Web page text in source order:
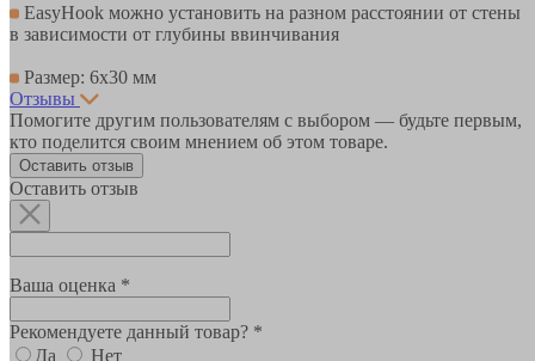
EasyHook можно установить на разном расстоянии от стены
в зависимости от глубины ввинчивания
Размер: 6х30 мм
Отзывы
Помогите другим пользователям с выбором — будьте первым,
кто поделится своим мнением об этом товаре.
Оставить отзыв
Оставить отзыв
Ваша оценка *
Рекомендуете данный товар? *
Да
Нет